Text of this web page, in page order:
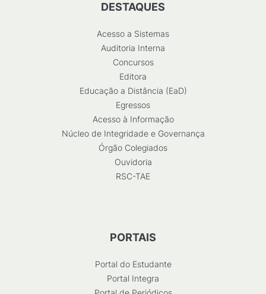
DESTAQUES
Acesso a Sistemas
Auditoria Interna
Concursos
Editora
Educação a Distância (EaD)
Egressos
Acesso à Informação
Núcleo de Integridade e Governança
Órgão Colegiados
Ouvidoria
RSC-TAE
PORTAIS
Portal do Estudante
Portal Integra